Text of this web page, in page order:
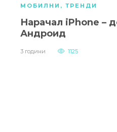
МОБИЛНИ , ТРЕНДИ
Нарачал iPhone –
Андроид
3 години 1125